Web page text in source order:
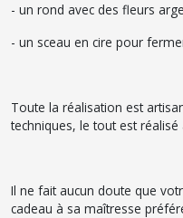
- un rond avec des fleurs
- un sceau en cire pour
Toute la réalisation est
techniques, le tout est réalisé
Il ne fait aucun doute que
cadeau à sa maîtresse